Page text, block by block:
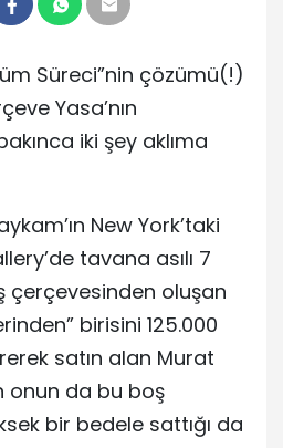
Süreci”nin çözümü(!)
Yasa’nın
iki şey aklıma
New York’taki
tavana asılı 7
çerçevesinden oluşan
birisini 125.000
satın alan Murat
onun da bu boş
bir bedele sattığı da